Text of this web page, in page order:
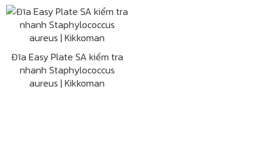
Đĩa Easy Plate SA kiểm tra
nhanh Staphylococcus
aureus | Kikkoman